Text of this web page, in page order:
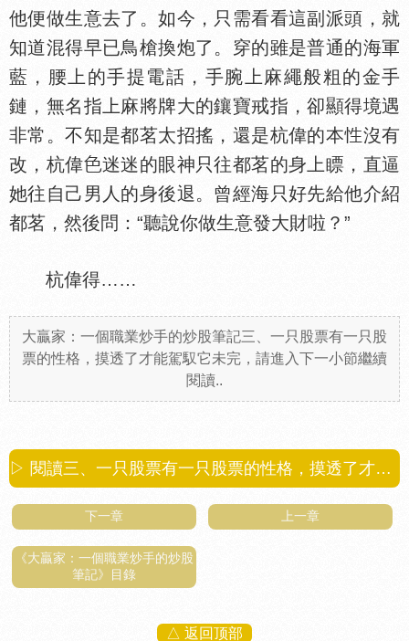
他便做生意去了。如今，只需看看這副派頭，就
知道混得早已鳥槍換炮了。穿的雖是普通的海軍
藍，腰上的手提電話，手腕上麻繩般粗的金手
鏈，無名指上麻將牌大的鑲寶戒指，卻顯得境遇
非常。不知是都茗太招搖，還是杭偉的本
沒有
改，杭偉
迷迷的眼神只往都茗的身上瞟，直逼
她往自己男人的身後退。曾經海只好先給他介紹
都茗，然後問：“聽說你做生意發大財啦？”
杭偉得……
大贏家：一個職業炒手的炒股筆記三、一只股票有一只股
票的性格，摸透了才能駕馭它未完，請進入下一小節繼續
閱讀..
▷ 閱讀三、一只股票有一只股票的性格，摸透了才能駕馭它第
下一章 上一章
《大贏家：一個職業炒手的炒股
筆記》目錄
△ 返回顶部